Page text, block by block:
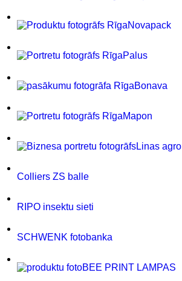
Novapack
Palus
Bonava
Mapon
Linas agro
Colliers ZS balle
RIPO insektu sieti
SCHWENK fotobanka
BEE PRINT LAMPAS